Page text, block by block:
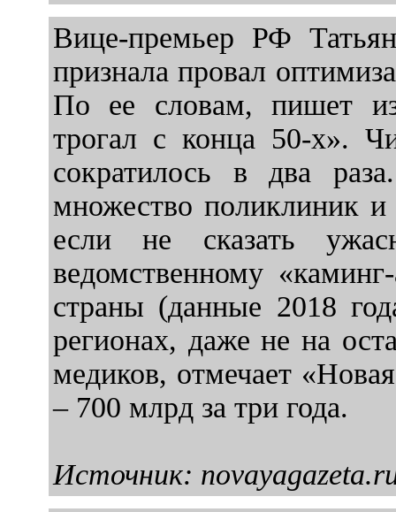
Вице-премьер РФ
признала провал
По ее словам, пишет
трогал с конца 50-х».
сократилось в два
множество поликлиник
если не сказать
ведомственному
страны (данные 2018
регионах, даже не на
медиков, отмечает
– 700 млрд за три года.
Источник: